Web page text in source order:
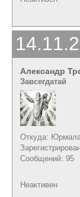
Александр
Завсегдатай
Откуда:
Сообщений: 95
Неактивен